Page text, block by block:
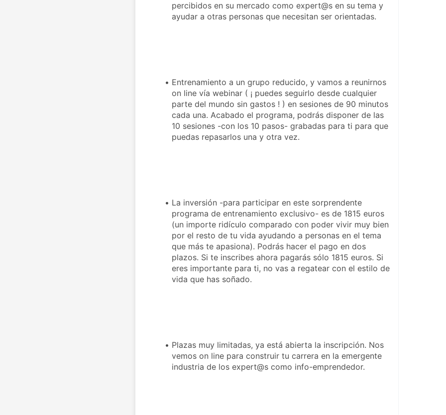
percibidos en su mercado como expert@s en su tema y
ayudar a otras personas que necesitan ser orientadas.
Entrenamiento a un grupo reducido, y vamos a reunirnos
on line vía webinar ( ¡ puedes seguirlo desde cualquier
parte del mundo sin gastos ! ) en sesiones de 90 minutos
cada una. Acabado el programa, podrás disponer de las
10 sesiones -con los 10 pasos- grabadas para ti para que
puedas repasarlos una y otra vez.
La inversión -para participar en este sorprendente
programa de entrenamiento exclusivo- es de 1815 euros
(un importe ridículo comparado con poder vivir muy bien
por el resto de tu vida ayudando a personas en el tema
que más te apasiona). Podrás hacer el pago en dos
plazos. Si te inscribes ahora pagarás sólo 1815 euros. Si
eres importante para ti, no vas a regatear con el estilo de
vida que has soñado.
Plazas muy limitadas, ya está abierta la inscripción. Nos
vemos on line para construir tu carrera en la emergente
industria de los expert@s como info-emprendedor.